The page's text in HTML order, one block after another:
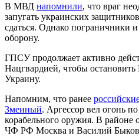
В МВД напомнили, что враг
запугать украинских
сдаться. Однако пограничники
оборону.
ГПСУ продолжает активно
Нацгвардией, чтобы
Украину.
Напомним, что ранее
Змеиный. Аргессор вел огонь
корабельного оружия. В районе
ЧФ РФ Москва и Василий